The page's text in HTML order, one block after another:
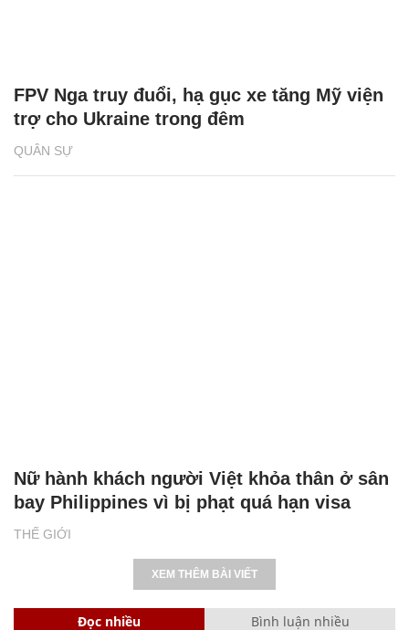
QUÂN SỰ
FPV Nga truy đuổi, hạ gục xe tăng Mỹ viện
trợ cho Ukraine trong đêm
THẾ GIỚI
Nữ hành khách người Việt khỏa thân ở sân
bay Philippines vì bị phạt quá hạn visa
XEM THÊM BÀI VIẾT
Đọc nhiều Bình luận nhiều